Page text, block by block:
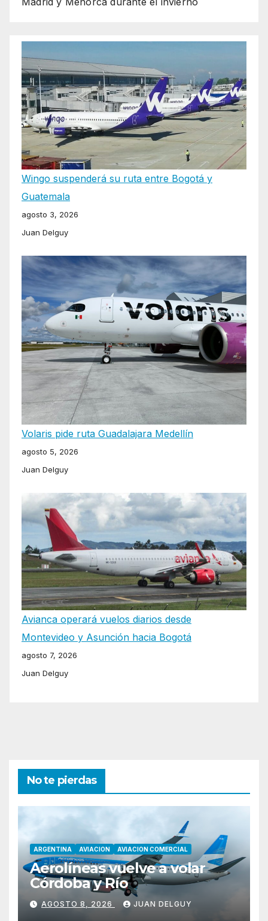
Wingo suspenderá su ruta entre Bogotá y
Guatemala
agosto 3, 2026
Juan Delguy
Volaris pide ruta Guadalajara Medellín
agosto 5, 2026
Juan Delguy
Avianca operará vuelos diarios desde
Montevideo y Asunción hacia Bogotá
agosto 7, 2026
Juan Delguy
No te pierdas
ARGENTINA AVIACION AVIACION COMERCIAL
Aerolíneas vuelve a volar
Córdoba y Río
AGOSTO 8, 2026 JUAN DELGUY